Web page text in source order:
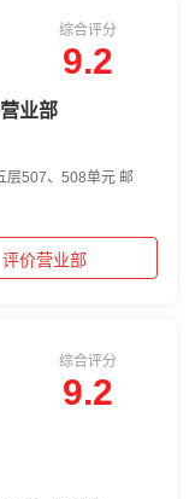
综合评分
9.2
业部
层507、508单元 邮
评价营业部
综合评分
9.2